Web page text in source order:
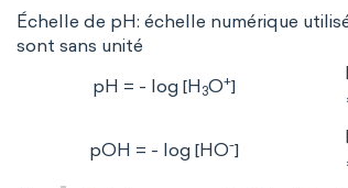
Échelle de pH: échelle numérique
sont sans unité
pH = - log [H 3O+]
pOH = - log [HO-]